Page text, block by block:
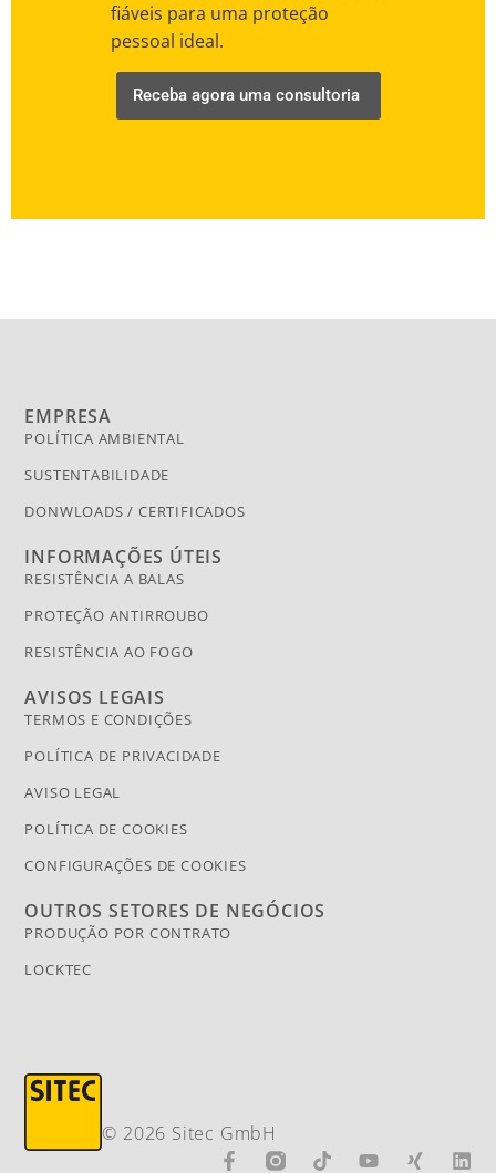
fiáveis para uma proteção
pessoal ideal.
Receba agora uma consultoria
EMPRESA
POLÍTICA AMBIENTAL
SUSTENTABILIDADE
DONWLOADS / CERTIFICADOS
INFORMAÇÕES ÚTEIS
RESISTÊNCIA A BALAS
PROTEÇÃO ANTIRROUBO
RESISTÊNCIA AO FOGO
AVISOS LEGAIS
TERMOS E CONDIÇÕES
POLÍTICA DE PRIVACIDADE
AVISO LEGAL
POLÍTICA DE COOKIES
CONFIGURAÇÕES DE COOKIES
OUTROS SETORES DE NEGÓCIOS
PRODUÇÃO POR CONTRATO
LOCKTEC
© 2026 Sitec GmbH